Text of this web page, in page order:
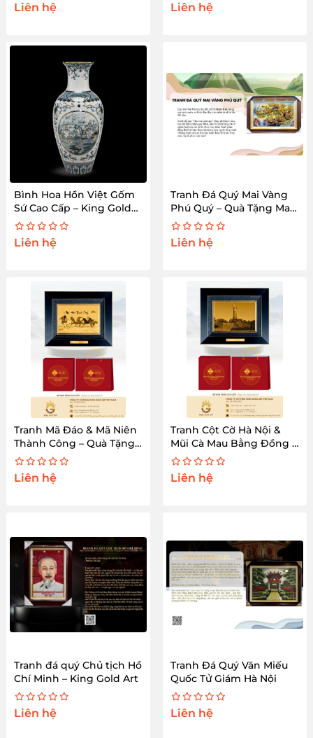
Liên hệ Liên hệ
Bình Hoa Hồn Việt Gốm
Sứ Cao Cấp – King Gold
Art
Liên hệ
Tranh Đá Quý Mai Vàng
Phú Quý – Quà Tặng May
Mắn Sang Trọng
Liên hệ
Tranh Mã Đáo & Mã Niên
Thành Công – Quà Tặng
Phong Thủy Đẳng Cấp
Liên hệ
Tranh Cột Cờ Hà Nội &
Mũi Cà Mau Bằng Đồng –
King Gold Art
Liên hệ
Tranh đá quý Chủ tịch Hồ
Chí Minh – King Gold Art
Liên hệ
Tranh Đá Quý Văn Miếu
Quốc Tử Giám Hà Nội
Liên hệ